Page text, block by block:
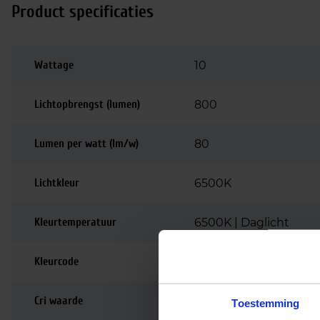
Toestemming
Product specificaties
Wattage 10
Lichtopbrengst (lumen) 800
Lumen per watt (lm/w) 80
Lichtkleur 6500K
Kleurtemperatuur 6500K | Daglicht
Kleurcode
Cri waarde 80-89 | Goede